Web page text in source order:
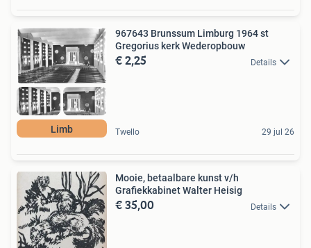
Limb
967643 Brunssum Limburg 1964 st
Gregorius kerk Wederopbouw
€ 2,25 Details
Twello 29 jul 26
Mooie, betaalbare kunst v/h
Grafiekkabinet Walter Heisig
€ 35,00 Details